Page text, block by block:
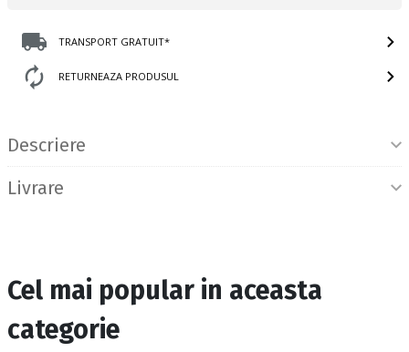
TRANSPORT GRATUIT*
RETURNEAZA PRODUSUL
Descriere
Livrare
Cel mai popular in aceasta
categorie